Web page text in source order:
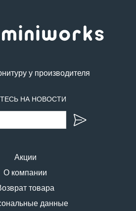
у производителя
НА НОВОСТИ
Акции
О компании
товара
данные